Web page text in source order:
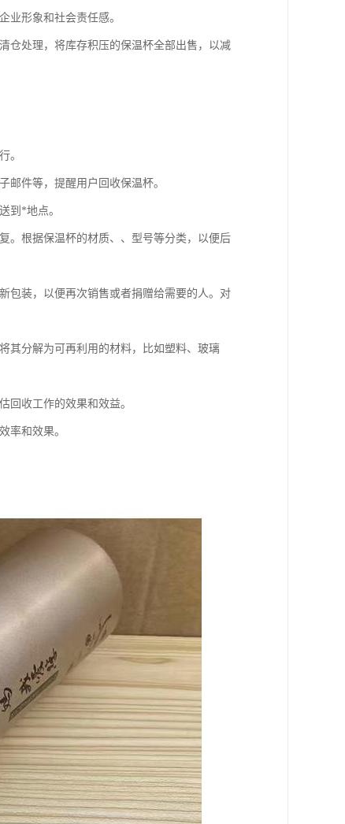
业形象和社会责任感。
仓处理，将库存积压的保温杯全部出售，以减
。
邮件等，提醒用户回收保温杯。
到*地点。
。根据保温杯的材质、、型号等分类，以便后
包装，以便再次销售或者捐赠给需要的人。对
其分解为可再利用的材料，比如塑料、玻璃
回收工作的效果和效益。
率和效果。